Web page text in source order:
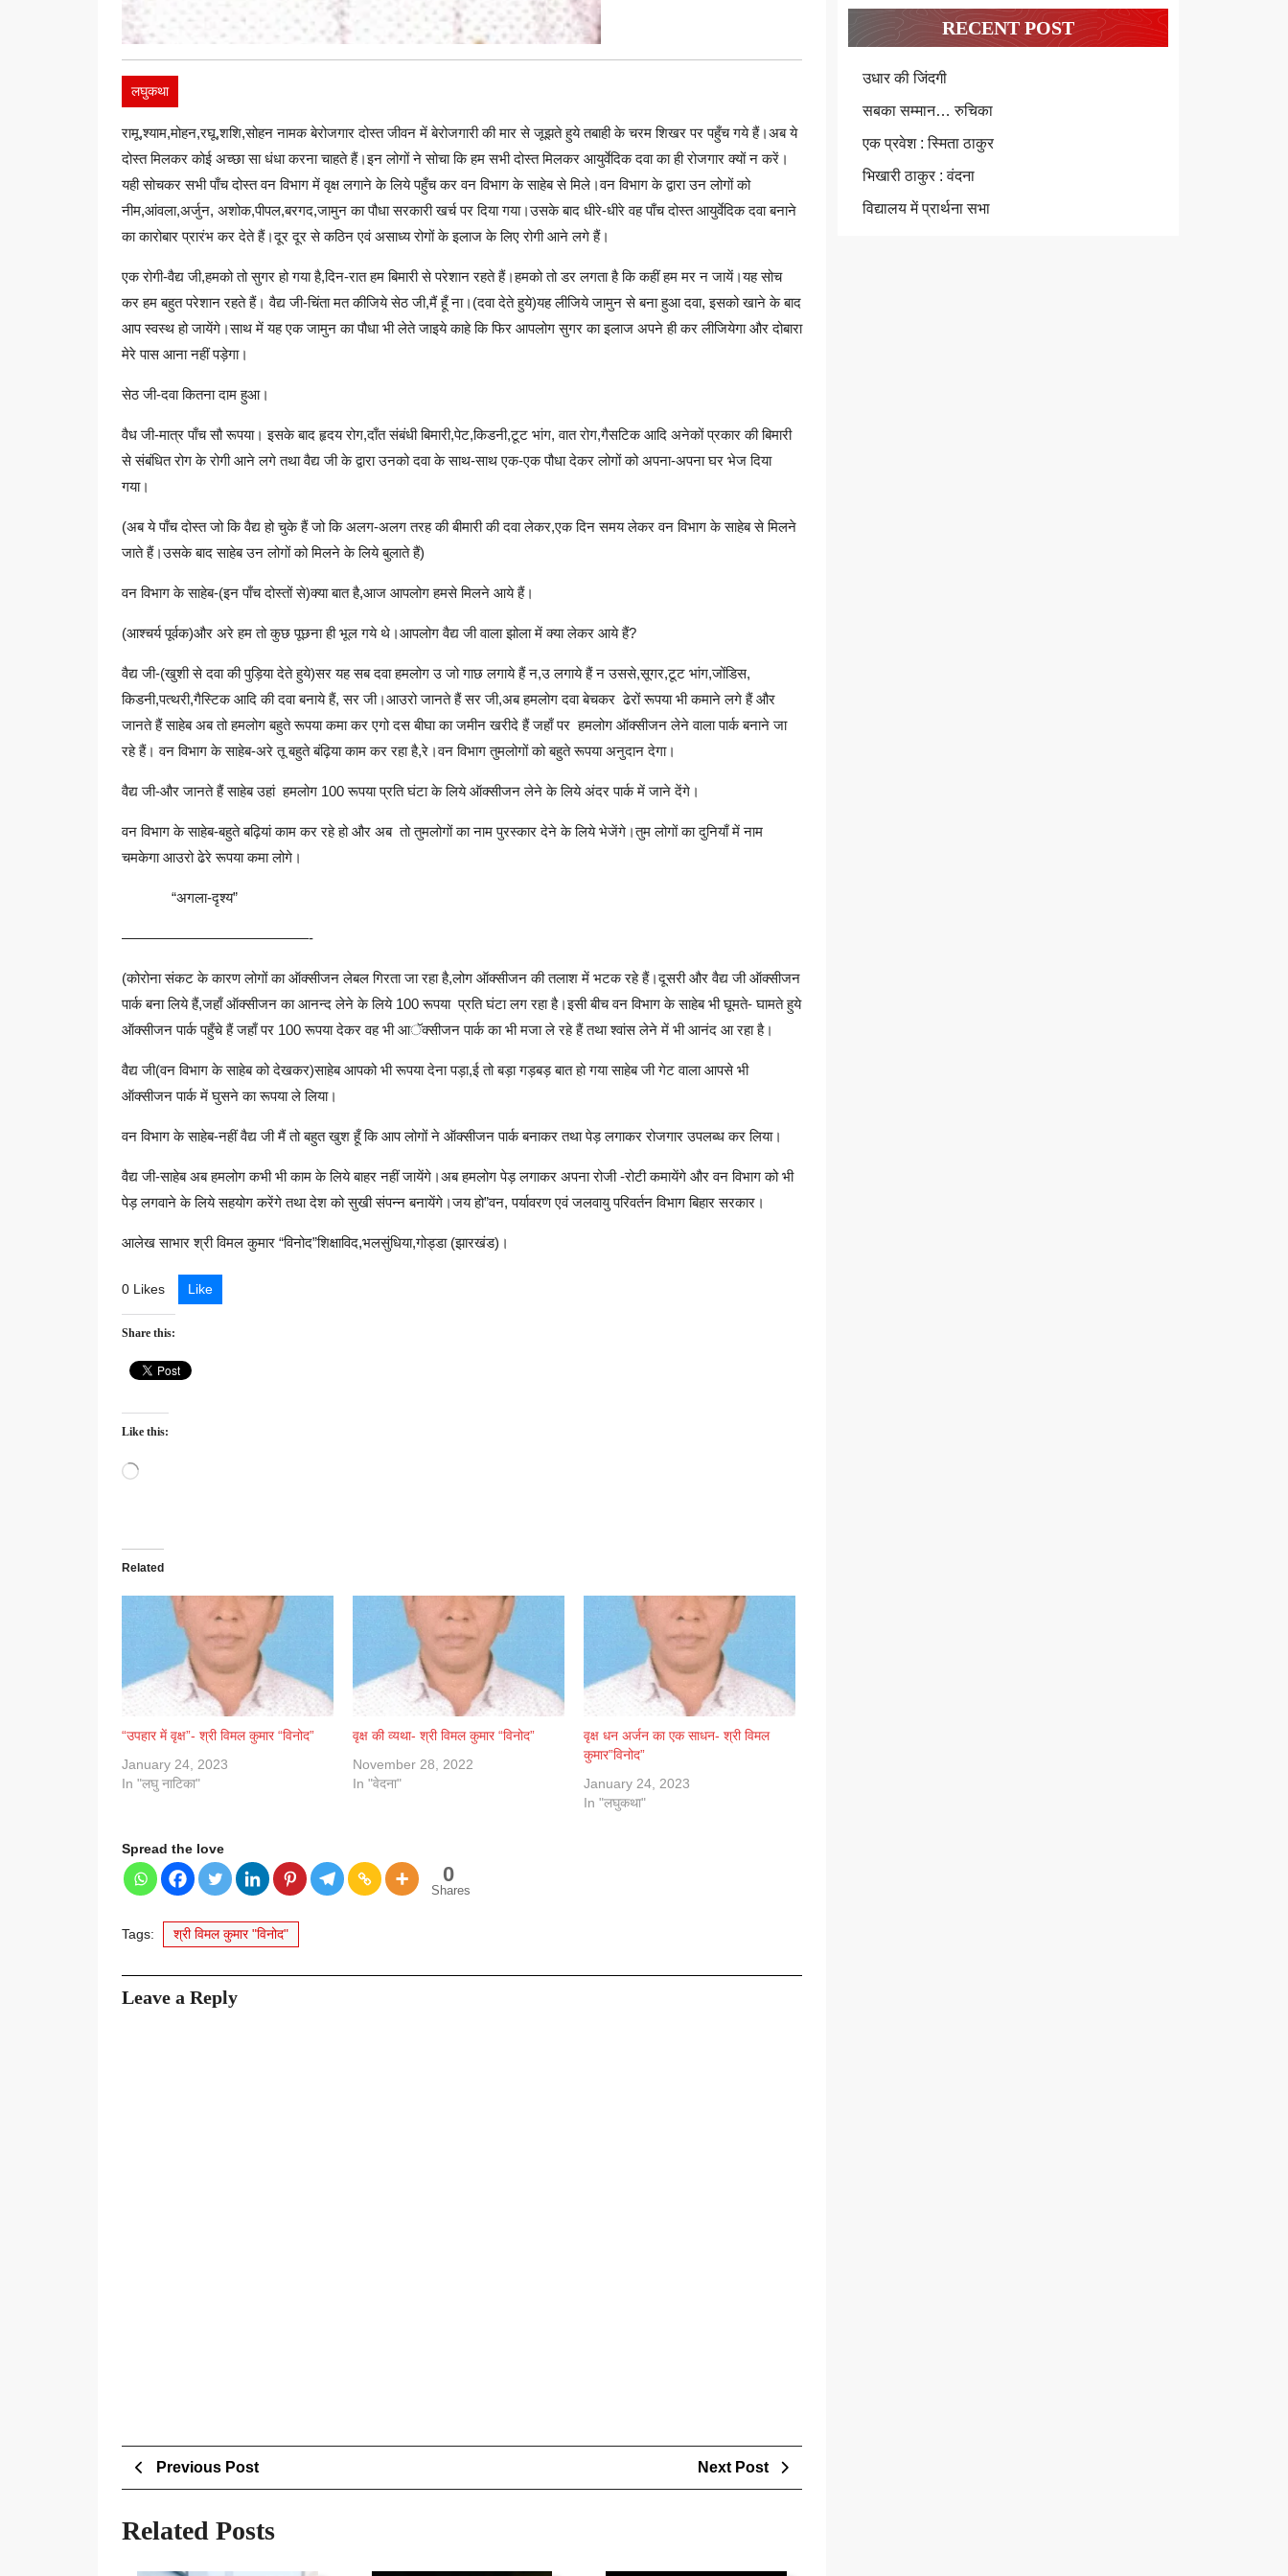
लघुकथा
रामू,श्याम,मोहन,रघू,शशि,सोहन नामक बेरोजगार दोस्त जीवन में बेरोजगारी की मार से जूझते हुये तबाही के चरम शिखर पर पहुँच गये हैं।अब ये
दोस्त मिलकर कोई अच्छा सा धंधा करना चाहते हैं।इन लोगों ने सोचा कि हम सभी दोस्त मिलकर आयुर्वेदिक दवा का ही रोजगार क्यों न करें।
यही सोचकर सभी पाँच दोस्त वन विभाग में वृक्ष लगाने के लिये पहुँच कर वन विभाग के साहेब से मिले।वन विभाग के द्वारा उन लोगों को
नीम,आंवला,अर्जुन, अशोक,पीपल,बरगद,जामुन का पौधा सरकारी खर्च पर दिया गया।उसके बाद धीरे-धीरे वह पाँच दोस्त आयुर्वेदिक दवा बनाने
का कारोबार प्रारंभ कर देते हैं।दूर दूर से कठिन एवं असाध्य रोगों के इलाज के लिए रोगी आने लगे हैं।
एक रोगी-वैद्य जी,हमको तो सुगर हो गया है,दिन-रात हम बिमारी से परेशान रहते हैं।हमको तो डर लगता है कि कहीं हम मर न जायें।यह सोच
कर हम बहुत परेशान रहते हैं। वैद्य जी-चिंता मत कीजिये सेठ जी,मैं हूँ ना।(दवा देते हुये)यह लीजिये जामुन से बना हुआ दवा, इसको खाने के बाद
आप स्वस्थ हो जायेंगे।साथ में यह एक जामुन का पौधा भी लेते जाइये काहे कि फिर आपलोग सुगर का इलाज अपने ही कर लीजियेगा और दोबारा
मेरे पास आना नहीं पड़ेगा।
सेठ जी-दवा कितना दाम हुआ।
वैध जी-मात्र पाँच सौ रूपया। इसके बाद हृदय रोग,दाँत संबंधी बिमारी,पेट,किडनी,टूट भांग, वात रोग,गैसटिक आदि अनेकों प्रकार की बिमारी
से संबंधित रोग के रोगी आने लगे तथा वैद्य जी के द्वारा उनको दवा के साथ-साथ एक-एक पौधा देकर लोगों को अपना-अपना घर भेज दिया
गया।
(अब ये पाँच दोस्त जो कि वैद्य हो चुके हैं जो कि अलग-अलग तरह की बीमारी की दवा लेकर,एक दिन समय लेकर वन विभाग के साहेब से मिलने
जाते हैं।उसके बाद साहेब उन लोगों को मिलने के लिये बुलाते हैं)
वन विभाग के साहेब-(इन पाँच दोस्तों से)क्या बात है,आज आपलोग हमसे मिलने आये हैं।
(आश्चर्य पूर्वक)और अरे हम तो कुछ पूछना ही भूल गये थे।आपलोग वैद्य जी वाला झोला में क्या लेकर आये हैं?
वैद्य जी-(खुशी से दवा की पुड़िया देते हुये)सर यह सब दवा हमलोग उ जो गाछ लगाये हैं न,उ लगाये हैं न उससे,सूगर,टूट भांग,जोंडिस,
किडनी,पत्थरी,गैस्टिक आदि की दवा बनाये हैं, सर जी।आउरो जानते हैं सर जी,अब हमलोग दवा बेचकर ढेरों रूपया भी कमाने लगे हैं और
जानते हैं साहेब अब तो हमलोग बहुते रूपया कमा कर एगो दस बीघा का जमीन खरीदे हैं जहाँ पर हमलोग ऑक्सीजन लेने वाला पार्क बनाने जा
रहे हैं। वन विभाग के साहेब-अरे तू बहुते बंढ़िया काम कर रहा है,रे।वन विभाग तुमलोगों को बहुते रूपया अनुदान देगा।
वैद्य जी-और जानते हैं साहेब उहां हमलोग 100 रूपया प्रति घंटा के लिये ऑक्सीजन लेने के लिये अंदर पार्क में जाने देंगे।
वन विभाग के साहेब-बहुते बढ़ियां काम कर रहे हो और अब तो तुमलोगों का नाम पुरस्कार देने के लिये भेजेंगे।तुम लोगों का दुनियाँ में नाम
चमकेगा आउरो ढेरे रूपया कमा लोगे।
“अगला-दृश्य”
—————————————-
(कोरोना संकट के कारण लोगों का ऑक्सीजन लेबल गिरता जा रहा है,लोग ऑक्सीजन की तलाश में भटक रहे हैं।दूसरी और वैद्य जी ऑक्सीजन
पार्क बना लिये हैं,जहाँ ऑक्सीजन का आनन्द लेने के लिये 100 रूपया प्रति घंटा लग रहा है।इसी बीच वन विभाग के साहेब भी घूमते- घामते हुये
ऑक्सीजन पार्क पहुँचे हैं जहाँ पर 100 रूपया देकर वह भी आॅक्सीजन पार्क का भी मजा ले रहे हैं तथा श्वांस लेने में भी आनंद आ रहा है।
वैद्य जी(वन विभाग के साहेब को देखकर)साहेब आपको भी रूपया देना पड़ा,ई तो बड़ा गड़बड़ बात हो गया साहेब जी गेट वाला आपसे भी
ऑक्सीजन पार्क में घुसने का रूपया ले लिया।
वन विभाग के साहेब-नहीं वैद्य जी मैं तो बहुत खुश हूँ कि आप लोगों ने ऑक्सीजन पार्क बनाकर तथा पेड़ लगाकर रोजगार उपलब्ध कर लिया।
वैद्य जी-साहेब अब हमलोग कभी भी काम के लिये बाहर नहीं जायेंगे।अब हमलोग पेड़ लगाकर अपना रोजी -रोटी कमायेंगे और वन विभाग को भी
पेड़ लगवाने के लिये सहयोग करेंगे तथा देश को सुखी संपन्न बनायेंगे।जय हो”वन, पर्यावरण एवं जलवायु परिवर्तन विभाग बिहार सरकार।
आलेख साभार श्री विमल कुमार “विनोद”शिक्षाविद,भलसुंधिया,गोड्डा (झारखंड)।
0 Likes Like
Share this:
Like this:
Loading…
Related
“उपहार में वृक्ष”- श्री विमल कुमार “विनोद”
January 24, 2023
In "लघु नाटिका"
वृक्ष की व्यथा- श्री विमल कुमार “विनोद”
November 28, 2022
In "वेदना"
वृक्ष धन अर्जन का एक साधन- श्री विमल
कुमार”विनोद”
January 24, 2023
In "लघुकथा"
Spread the love
0
Shares
Tags: श्री विमल कुमार "विनोद"
Leave a Reply
Post
navigation
Previous PostPrevious
Post
Next Post
Post
Related Posts
RECENT POST
उधार की जिंदगी
सबका सम्मान… रुचिका
एक प्रवेश : स्मिता ठाकुर
भिखारी ठाकुर : वंदना
विद्यालय में प्रार्थना सभा